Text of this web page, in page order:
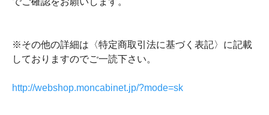
※その他の詳細は〈特定商取引法に基づく表記〉に記載
しておりますのでご一読下さい。
http://webshop.moncabinet.jp/?mode=sk